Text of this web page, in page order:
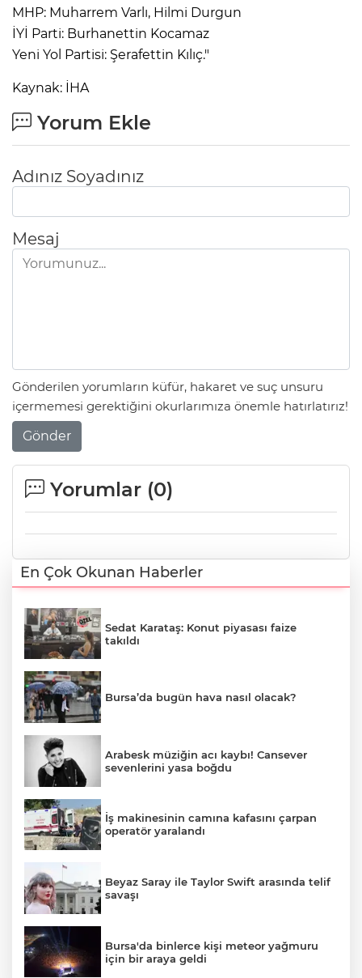
MHP: Muharrem Varlı, Hilmi Durgun
İYİ Parti: Burhanettin Kocamaz
Yeni Yol Partisi: Şerafettin Kılıç."
Kaynak: İHA
Yorum Ekle
Adınız Soyadınız
Mesaj
Gönderilen yorumların küfür, hakaret ve suç unsuru
içermemesi gerektiğini okurlarımıza önemle hatırlatırız!
Gönder
Yorumlar (0)
En Çok Okunan Haberler
Sedat Karataş: Konut piyasası faize
takıldı
Bursa’da bugün hava nasıl olacak?
Arabesk müziğin acı kaybı! Cansever
sevenlerini yasa boğdu
İş makinesinin camına kafasını çarpan
operatör yaralandı
Beyaz Saray ile Taylor Swift arasında telif
savaşı
Bursa'da binlerce kişi meteor yağmuru
için bir araya geldi